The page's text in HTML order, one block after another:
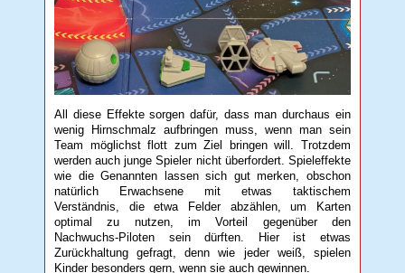
All diese Effekte sorgen dafür, dass man durchaus ein
wenig Hirnschmalz aufbringen muss, wenn man sein
Team möglichst flott zum Ziel bringen will. Trotzdem
werden auch junge Spieler nicht überfordert. Spieleffekte
wie die Genannten lassen sich gut merken, obschon
natürlich Erwachsene mit etwas taktischem
Verständnis, die etwa Felder abzählen, um Karten
optimal zu nutzen, im Vorteil gegenüber den
Nachwuchs-Piloten sein dürften. Hier ist etwas
Zurückhaltung gefragt, denn wie jeder weiß, spielen
Kinder besonders gern, wenn sie auch gewinnen.